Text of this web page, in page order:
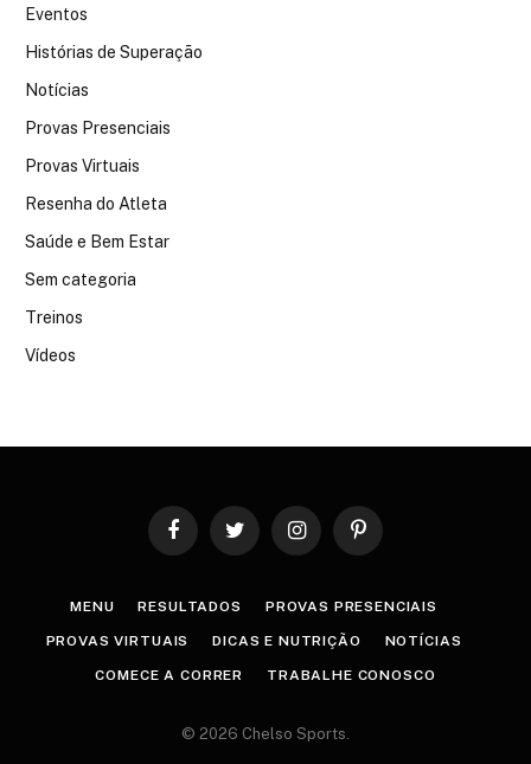
Eventos
Histórias de Superação
Notícias
Provas Presenciais
Provas Virtuais
Resenha do Atleta
Saúde e Bem Estar
Sem categoria
Treinos
Vídeos
FacebookTwitter InstagramPinterest
MENU RESULTADOS PROVAS PRESENCIAIS
PROVAS VIRTUAIS DICAS E NUTRIÇÃO NOTÍCIAS
COMECE A CORRER TRABALHE CONOSCO
© 2026 Chelso Sports.